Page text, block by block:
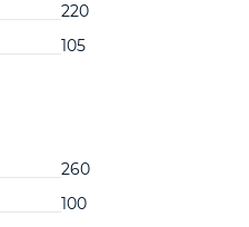
220
105
260
100